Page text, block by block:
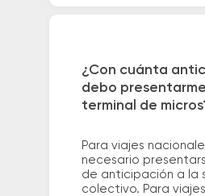
¿Con cuánta
debo
terminal de
Para viajes
necesario
de anticipación a la
colectivo. Para